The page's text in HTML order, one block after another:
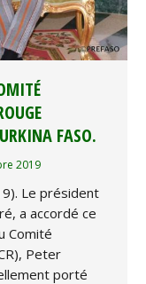
FASO.
2019
Le président
a accordé ce
Comité
Peter
porté